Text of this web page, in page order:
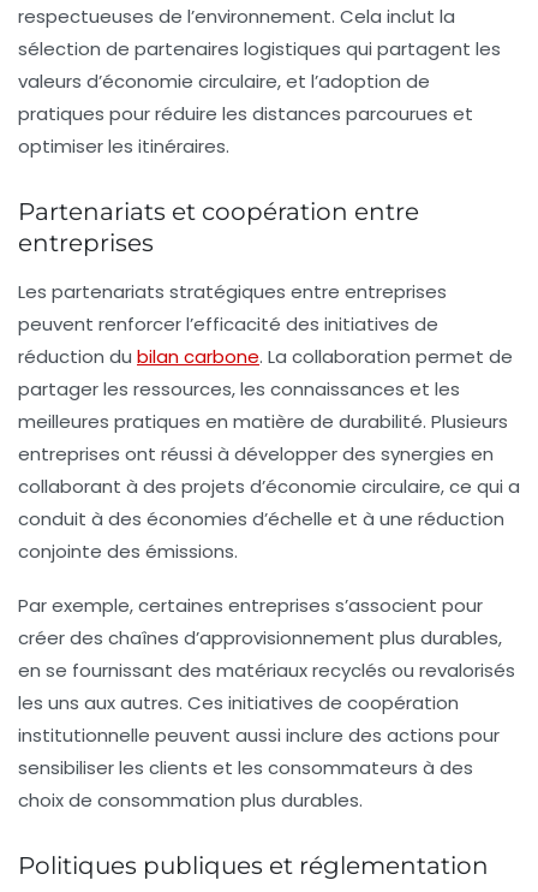
respectueuses de l’environnement. Cela inclut la
sélection de partenaires logistiques qui partagent les
valeurs d’économie circulaire, et l’adoption de
pratiques pour réduire les distances parcourues et
optimiser les itinéraires.
Partenariats et coopération entre
entreprises
Les partenariats stratégiques entre entreprises
peuvent renforcer l’efficacité des initiatives de
réduction du bilan carbone. La collaboration permet de
partager les ressources, les connaissances et les
meilleures pratiques en matière de durabilité. Plusieurs
entreprises ont réussi à développer des synergies en
collaborant à des projets d’économie circulaire, ce qui a
conduit à des économies d’échelle et à une réduction
conjointe des émissions.
Par exemple, certaines entreprises s’associent pour
créer des chaînes d’approvisionnement plus durables,
en se fournissant des matériaux recyclés ou revalorisés
les uns aux autres. Ces initiatives de coopération
institutionnelle peuvent aussi inclure des actions pour
sensibiliser les clients et les consommateurs à des
choix de consommation plus durables.
Politiques publiques et réglementation